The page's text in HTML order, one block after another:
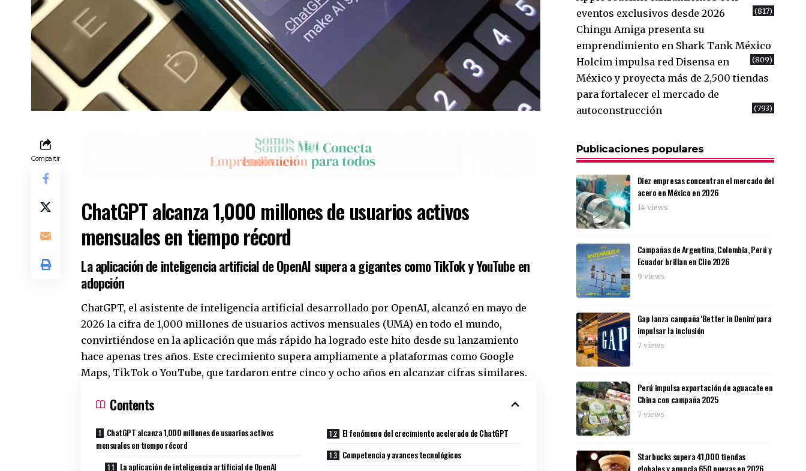
Compartir
ChatGPT alcanza 1,000 millones de usuarios activos
mensuales en tiempo récord
La aplicación de inteligencia artificial de OpenAI supera a gigantes como TikTok y YouTube en
adopción
ChatGPT, el asistente de inteligencia artificial desarrollado por OpenAI, alcanzó en mayo de
2026 la cifra de 1,000 millones de usuarios activos mensuales (UMA) en todo el mundo,
convirtiéndose en la aplicación que más rápido ha logrado este hito desde su lanzamiento
hace apenas tres años. Este crecimiento supera ampliamente a plataformas como Google
Maps, TikTok o YouTube, que tardaron entre cinco y ocho años en alcanzar cifras similares.
Contents
ChatGPT alcanza 1,000 millones de usuarios activos
mensuales en tiempo récord
La aplicación de inteligencia artificial de OpenAI
El fenómeno del crecimiento acelerado de ChatGPT
Competencia y avances tecnológicos
eventos exclusivos desde 2026
(817)
Chingu Amiga presenta su
emprendimiento en Shark Tank México
(809)
Holcim impulsa red Disensa en
México y proyecta más de 2,500 tiendas
para fortalecer el mercado de
autoconstrucción
(793)
Publicaciones populares
Diez empresas concentran el mercado del
acero en México en 2026
14 views
Campañas de Argentina, Colombia, Perú y
Ecuador brillan en Clio 2026
9 views
Gap lanza campaña 'Better in Denim' para
impulsar la inclusión
7 views
Perú impulsa exportación de aguacate en
China con campaña 2025
7 views
Starbucks supera 41,000 tiendas
globales y anuncia 650 nuevas en 2026